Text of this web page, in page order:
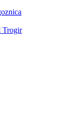
Trogir